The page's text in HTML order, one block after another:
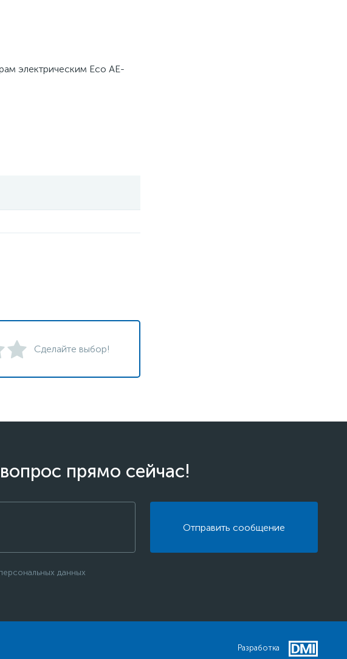
электрическим Eco AE-
Сделайте выбор!
прямо сейчас!
Отправить сообщение
данных
Разработка